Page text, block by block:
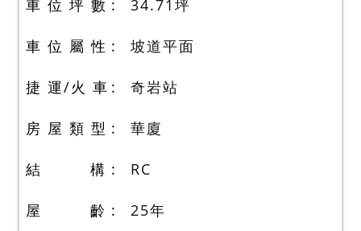
車 位 坪 數 34.71 坪
車 位 屬 性 坡道平面
捷 運/火 車 奇岩站
房 屋 類 型 華廈
結 構 RC
屋 齡 25年